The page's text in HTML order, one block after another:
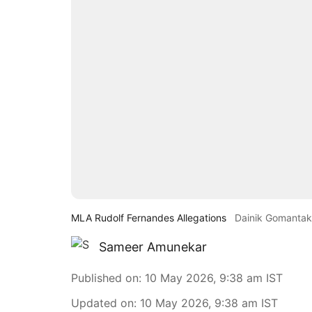
MLA Rudolf Fernandes Allegations Dainik Gomantak
Sameer Amunekar
Published on: 10 May 2026, 9:38 am IST
Updated on: 10 May 2026, 9:38 am IST